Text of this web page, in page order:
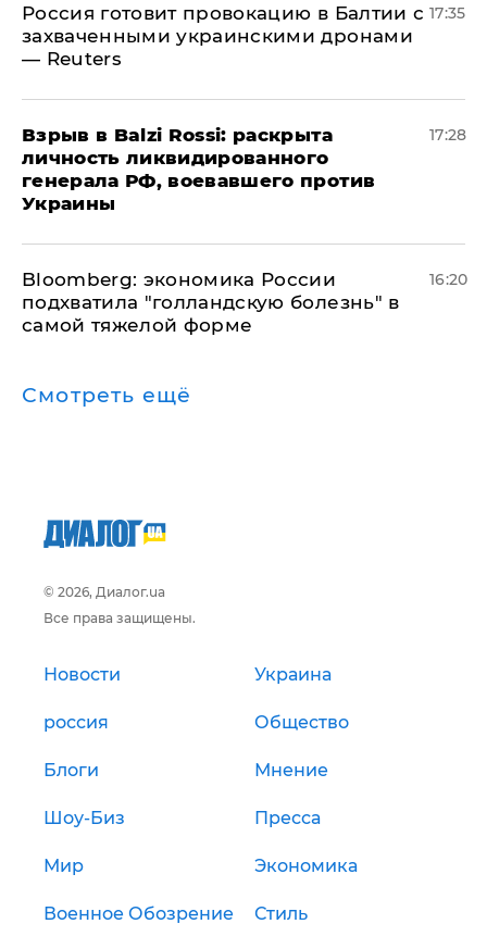
​Россия готовит провокацию в Балтии с
захваченными украинскими дронами
— Reuters
17:35
​Взрыв в Balzi Rossi: раскрыта
личность ликвидированного
генерала РФ, воевавшего против
Украины
17:28
Bloomberg: экономика России
подхватила "голландскую болезнь" в
самой тяжелой форме
16:20
Смотреть ещё
© 2026, Диалог.ua
Все права защищены.
Новости Украина
россия Общество
Блоги Мнение
Шоу-Биз Пресса
Мир Экономика
Военное Обозрение Стиль